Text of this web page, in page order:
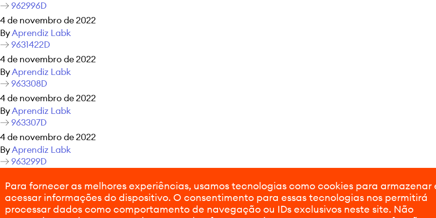
Para fornecer as melhores experiências, usamos tecnologias como cookies para armazenar
acessar informações do dispositivo. O consentimento para essas tecnologias nos permitirá
processar dados como comportamento de navegação ou IDs exclusivos neste site. Não
962996D
4 de novembro de 2022
ByAprendiz Labk
9631422D
4 de novembro de 2022
ByAprendiz Labk
963308D
4 de novembro de 2022
ByAprendiz Labk
963307D
4 de novembro de 2022
ByAprendiz Labk
963299D
ByAprendiz Labk
Navegação por posts
Publicações mais antigas
Publicações mais novas